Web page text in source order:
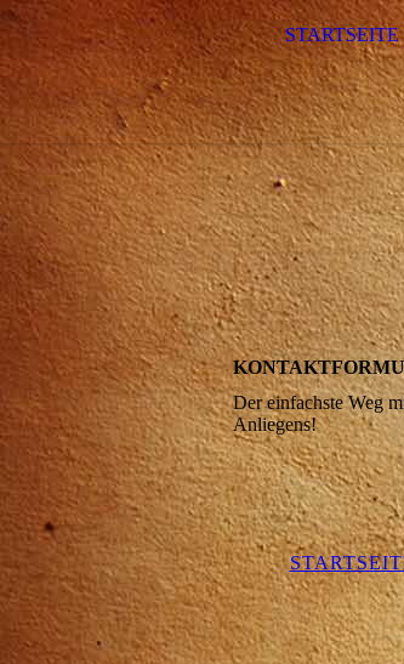
STARTSEITE
Der einfachste Weg
Anliegens!